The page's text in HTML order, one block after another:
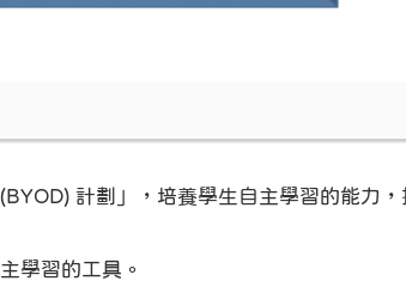
計劃」，培養學生自主學習的能力
學習的工具。